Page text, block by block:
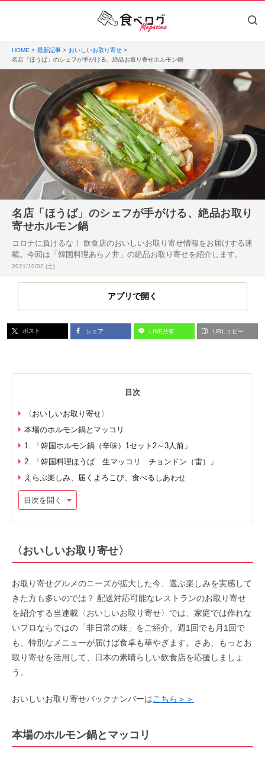
HOME 最新記事
おいしいお取り寄せ
名店「ほうば」のシェフが手がける、絶品お取り寄せホルモン鍋
名店「ほうば」のシェフが手がける、絶品お取り
寄せホルモン鍋
コロナに負けるな！ 飲食店のおいしいお取り寄せ情報をお届けする連
載。今回は「韓国料理あらノ井」の絶品お取り寄せを紹介します。
投稿日:
2021/10/02 (土)
アプリで開く
ポスト シェア LINE共有 URLコピー
目次
〈おいしいお取り寄せ〉
本場のホルモン鍋とマッコリ
1. 「韓国ホルモン鍋（辛味）1セット2～3人前」
2. 「韓国料理ほうば 生マッコリ チョンドン（雷）」
えらぶ楽しみ、届くよろこび、食べるしあわせ
目次を開く
〈おいしいお取り寄せ〉
お取り寄せグルメのニーズが拡大した今、選ぶ楽しみを実感して
きた方も多いのでは？ 配送対応可能なレストランのお取り寄せ
を紹介する当連載〈おいしいお取り寄せ〉では、家庭では作れな
いプロならではの「非日常の味」をご紹介。週1回でも月1回で
も、特別なメニューが届けば食卓も華やぎます。さあ、もっとお
取り寄せを活用して、日本の素晴らしい飲食店を応援しましょ
う。
おいしいお取り寄せバックナンバーはこちら＞＞
本場のホルモン鍋とマッコリ